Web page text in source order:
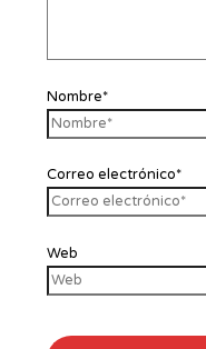
Nombre*
Correo electrónico*
Web